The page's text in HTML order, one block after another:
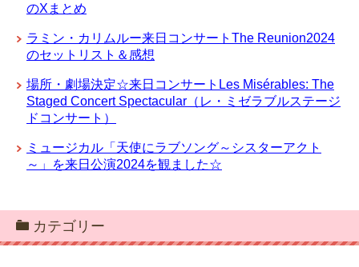
のXまとめ
ラミン・カリムルー来日コンサートThe Reunion2024
のセットリスト＆感想
場所・劇場決定☆来日コンサートLes Misérables: The
Staged Concert Spectacular（レ・ミゼラブルステージ
ドコンサート）
ミュージカル「天使にラブソング～シスターアクト
～」を来日公演2024を観ました☆
カテゴリー